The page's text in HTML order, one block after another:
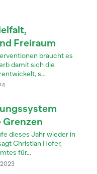
Freiraum
braucht es
damit sich die
s...
Grenzen
dieses Jahr wieder in
Christian Hofer,
für...